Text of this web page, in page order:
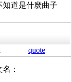
知道是什麼曲子
quote
：